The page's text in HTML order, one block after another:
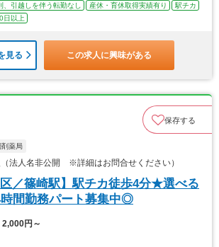
、引越しを伴う転勤なし 産休・育休取得実績有り
駅チカ
日以上
見る この求人に興味がある
保存する
剤薬局
法人名非公開 ※詳細はお問合せください）
区／篠崎駅】駅チカ徒歩4分★選べる
間勤務パート募集中◎
2,000円～